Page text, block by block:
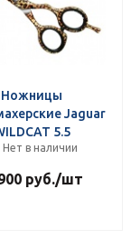
Ножницы
Jaguar
5.5
Нет в наличии
руб./шт